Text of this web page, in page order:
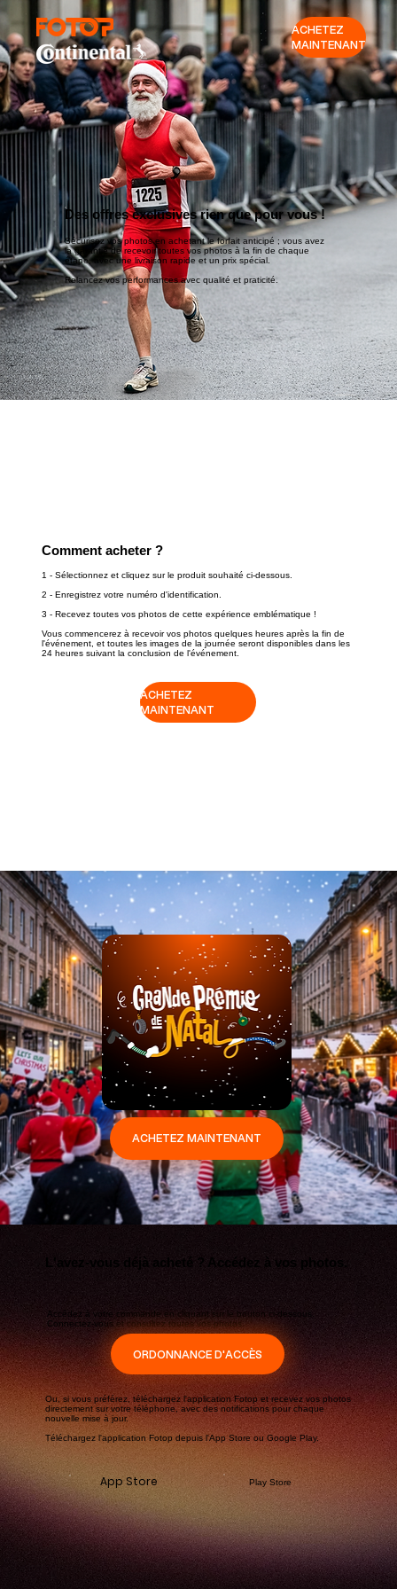
Des offres exclusives rien que pour vous !
Sécurisez vos photos en achetant le forfait anticipé ; vous avez
la garantie de recevoir toutes vos photos à la fin de chaque
étape, avec une livraison rapide et un prix spécial.
Relancez vos performances avec qualité et praticité.
Comment acheter ?
1 - Sélectionnez et cliquez sur le produit souhaité ci-dessous.
2 - Enregistrez votre numéro d'identification.
3 - Recevez toutes vos photos de cette expérience emblématique !
Vous commencerez à recevoir vos photos quelques heures après la fin de
l'événement, et toutes les images de la journée seront disponibles dans les
24 heures suivant la conclusion de l'événement.
ACHETEZ
MAINTENANT
ACHETEZ MAINTENANT
L'avez-vous déjà acheté ? Accédez à vos photos.
Accédez à votre commande en cliquant sur le bouton ci-dessous.
Connectez-vous et consultez toutes vos photos.
ORDONNANCE D'ACCÈS
Ou, si vous préférez, téléchargez l'application Fotop et recevez vos photos
directement sur votre téléphone, avec des notifications pour chaque
nouvelle mise à jour.
Téléchargez l'application Fotop depuis l'App Store ou Google Play.
App Store Play Store
ACHETEZ
MAINTENANT